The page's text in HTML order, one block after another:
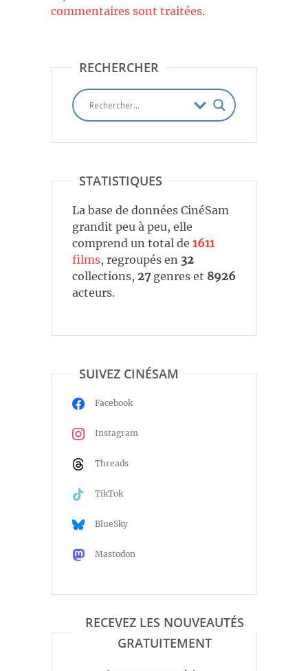
commentaires sont traitées.
RECHERCHER
STATISTIQUES
La base de données CinéSam
grandit peu à peu, elle
comprend un total de 1611
films, regroupés en 32
collections, 27genres et 8926
acteurs.
SUIVEZ CINÉSAM
Facebook
Instagram
Threads
TikTok
BlueSky
Mastodon
RECEVEZ LES NOUVEAUTÉS
GRATUITEMENT